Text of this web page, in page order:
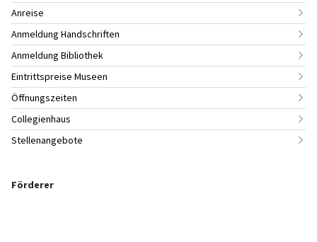
Anreise
Anmeldung Handschriften
Anmeldung Bibliothek
Eintrittspreise Museen
Öffnungszeiten
Collegienhaus
Stellenangebote
Förderer